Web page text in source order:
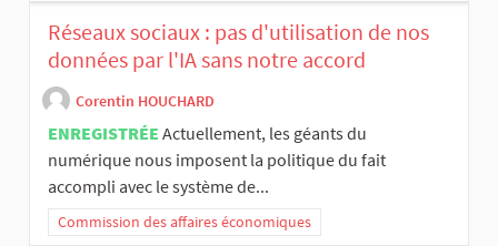
Réseaux sociaux : pas d'utilisation de nos
données par l'IA sans notre accord
Corentin HOUCHARD
ENREGISTRÉE Actuellement, les géants du
numérique nous imposent la politique du fait
accompli avec le système de...
Commission des affaires économiques